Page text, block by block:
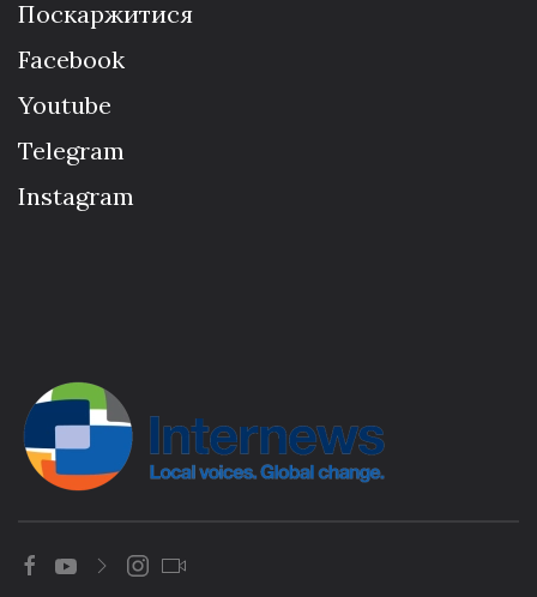
Поскаржитися
Facebook
Youtube
Telegram
Instagram